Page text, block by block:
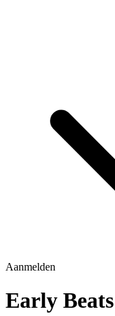
Aanmelden
Early